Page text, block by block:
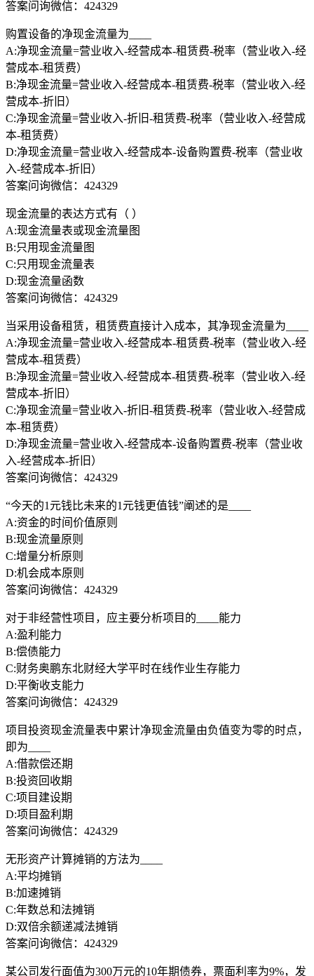
答案问询微信：424329
购置设备的净现金流量为____
A:净现金流量=营业收入-经营成本-租赁费-税率（营业收入-经
营成本-租赁费）
B:净现金流量=营业收入-经营成本-租赁费-税率（营业收入-经
营成本-折旧）
C:净现金流量=营业收入-折旧-租赁费-税率（营业收入-经营成
本-租赁费）
D:净现金流量=营业收入-经营成本-设备购置费-税率（营业收
入-经营成本-折旧）
答案问询微信：424329
现金流量的表达方式有（ ）
A:现金流量表或现金流量图
B:只用现金流量图
C:只用现金流量表
D:现金流量函数
答案问询微信：424329
当采用设备租赁，租赁费直接计入成本，其净现金流量为____
A:净现金流量=营业收入-经营成本-租赁费-税率（营业收入-经
营成本-租赁费）
B:净现金流量=营业收入-经营成本-租赁费-税率（营业收入-经
营成本-折旧）
C:净现金流量=营业收入-折旧-租赁费-税率（营业收入-经营成
本-租赁费）
D:净现金流量=营业收入-经营成本-设备购置费-税率（营业收
入-经营成本-折旧）
答案问询微信：424329
“今天的1元钱比未来的1元钱更值钱”阐述的是____
A:资金的时间价值原则
B:现金流量原则
C:增量分析原则
D:机会成本原则
答案问询微信：424329
对于非经营性项目，应主要分析项目的____能力
A:盈利能力
B:偿债能力
C:财务奥鹏东北财经大学平时在线作业生存能力
D:平衡收支能力
答案问询微信：424329
项目投资现金流量表中累计净现金流量由负值变为零的时点，
即为____
A:借款偿还期
B:投资回收期
C:项目建设期
D:项目盈利期
答案问询微信：424329
无形资产计算摊销的方法为____
A:平均摊销
B:加速摊销
C:年数总和法摊销
D:双倍余额递减法摊销
答案问询微信：424329
某公司发行面值为300万元的10年期债券，票面利率为9%，发